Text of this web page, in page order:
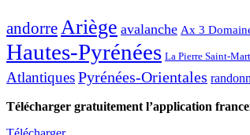
andorreAriège avalanche Ax 3
Hautes-Pyrénées La Pierre Saint-
AtlantiquesPyrénées-Orientales
Télécharger gratuitement l’application